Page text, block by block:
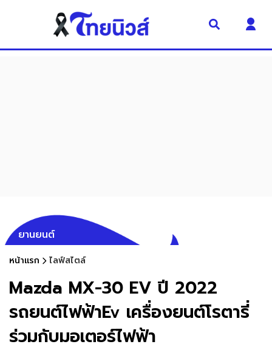
ยานยนต์
หน้าแรก ไลฟ์สไตล์
Mazda MX-30 EV ปี 2022
รถยนต์ไฟฟ้าEv เครื่องยนต์โรตารี่
ร่วมกับมอเตอร์ไฟฟ้า